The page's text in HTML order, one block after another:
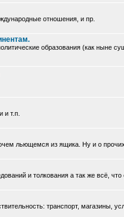
отношения, и пр.
образования (как ныне
и т.п.
льющемся из ящика. Ну и о
и толкования а так же всё,
транспорт, магазины,